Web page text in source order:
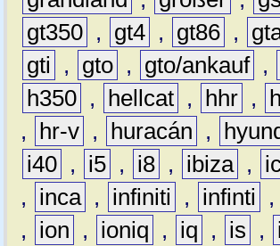
gt350 , gt4 , gt86 ,
gti
, gto , gto/ankauf ,
h350 , hellcat , hhr ,
,
hr-v , huracán ,
i40 , i5 , i8 , ibiza ,
,
inca , infiniti , infinti ,
,
ion , ioniq , iq , is ,